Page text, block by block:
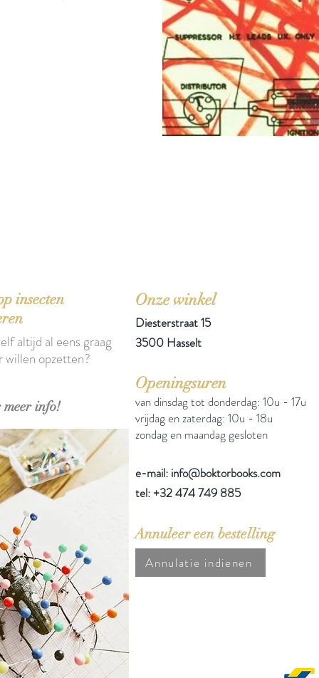
insecten
info!
altijd al eens graag
willen opzetten?
Onze winkel
Diesterstraat 15
3500 Hasselt
Openingsuren
van dinsdag tot donderdag: 10u - 17u
vrijdag en zaterdag: 10u - 18u
zondag en maandag gesloten
e-mail: info@boktorbooks.com
tel: +32 474 749 885
Annuleer een bestelling
Annulatie indienen